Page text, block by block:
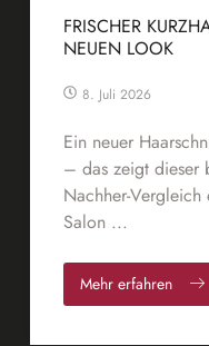
FRISCHER
NEUEN LOOK
8. Juli 2026
Ein neuer
– das zeigt dieser
Nachher-
Salon ...
Mehr erfahren